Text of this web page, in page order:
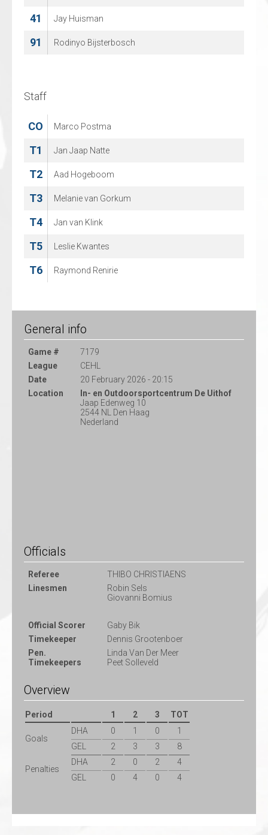
41 Jay Huisman
91 Rodinyo Bijsterbosch
Staff
CO Marco Postma
T1 Jan Jaap Natte
T2 Aad Hogeboom
T3 Melanie van Gorkum
T4 Jan van Klink
T5 Leslie Kwantes
T6 Raymond Renirie
81 Mike Collard
82 Vili Vesalainen
Staff
CO Janne Sinkkonen
T1 Lars Engwegen
T2 Emile Janssen
T3 Maik Keulers
T4 Wilfred Kanters
T5 Jos Nijssen
T6 Mike Ninaber
General info
Game #
7179
League
CEHL
Date
20 February 2026 - 20:15
Location
In- en Outdoorsportcentrum De Uithof
Jaap Edenweg 10
2544 NL Den Haag
Nederland
Officials
Referee
THIBO CHRISTIAENS
Linesmen
Robin Sels
Giovanni Bomius
Official Scorer
Gaby Bik
Timekeeper
Dennis Grootenboer
Pen.
Timekeepers
Linda Van Der Meer
Peet Solleveld
Overview
Period 1 2 3 TOT
Goals
DHA 0 1 0
1
GEL
2 3 3 8
Penalties
DHA 2 0 2
4
GEL
0 4 0 4